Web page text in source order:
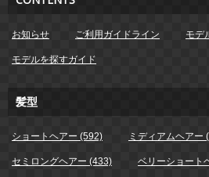
お知らせ ご利用ガイドライン モデ
モデルを探すガイド
髪型
ショートヘアー (592) ミディアムヘアー
セミロングヘアー (433) ベリーショート